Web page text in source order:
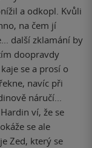
a odkopl. Kvůli
na čem jí
další zklamání by
doopravdy
se a prosí o
navíc při
náručí...
ví, že se
se ale
Zed, který se